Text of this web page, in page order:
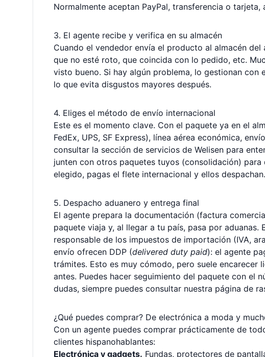
Normalmente aceptan PayPal, transferencia o
3. El agente recibe y verifica en su almacén
Cuando el vendedor envía el producto al almacén
que no esté roto, que coincida con lo pedido, etc.
visto bueno. Si hay algún problema, lo gestionan con
lo que evita disgustos mayores después.
4. Eliges el método de envío internacional
Este es el momento clave. Con el paquete ya en el
FedEx, UPS, SF Express), línea aérea económica,
consultar la sección de servicios de Welisen para
junten con otros paquetes tuyos (consolidación)
elegido, pagas el flete internacional y ellos despachan.
5. Despacho aduanero y entrega final
El agente prepara la documentación (factura
paquete viaja y, al llegar a tu país, pasa por
responsable de los impuestos de importación (IVA,
envío ofrecen DDP (delivered duty paid): el agente
trámites. Esto es muy cómodo, pero suele encarecer
antes. Puedes hacer seguimiento del paquete con el
dudas, siempre puedes consultar nuestra página de
¿Qué puedes comprar? De electrónica a moda y
Con un agente puedes comprar prácticamente de
clientes hispanohablantes:
Electrónica y gadgets. Fundas, protectores de